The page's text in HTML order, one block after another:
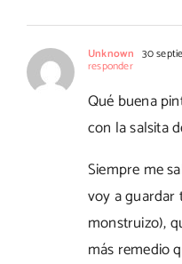
Unknown 30
responder
Qué buena
con la salsita
Siempre me
voy a guardar
monstruizo),
más remedio